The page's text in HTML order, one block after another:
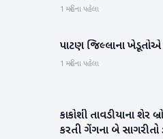
1 મહિના પહેલા
પાટણ
પાટણ જિલ્લાના
1 મહિના પહેલા
પાટણ
કાકોશી તાવડીયાના શેર
કરતી ગેંગના બે સાગરીતો